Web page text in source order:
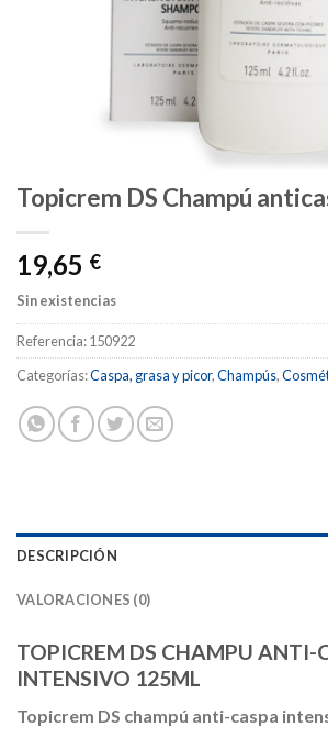
Topicrem DS Champú
19,65 €
Sin existencias
Referencia:150922
Categorías:Caspa, grasa y picor,Champús,
DESCRIPCIÓN
VALORACIONES (0)
TOPICREM DS CHAMPU ANTI-
INTENSIVO 125ML
Topicrem DS champú anti-caspa